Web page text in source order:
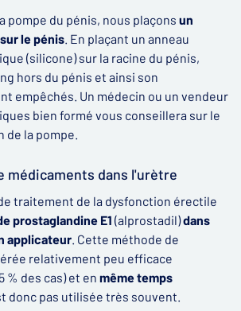
pompe du pénis, nous plaçons un
le pénis. En plaçant un anneau
(silicone) sur la racine du pénis,
hors du pénis et ainsi son
empêchés. Un médecin ou un vendeur
bien formé vous conseillera sur le
de la pompe.
médicaments dans l'urètre
traitement de la dysfonction érectile
prostaglandine E1 (alprostadil)dans
applicateur. Cette méthode de
relativement peu efficace
% des cas) et en même temps
donc pas utilisée très souvent.